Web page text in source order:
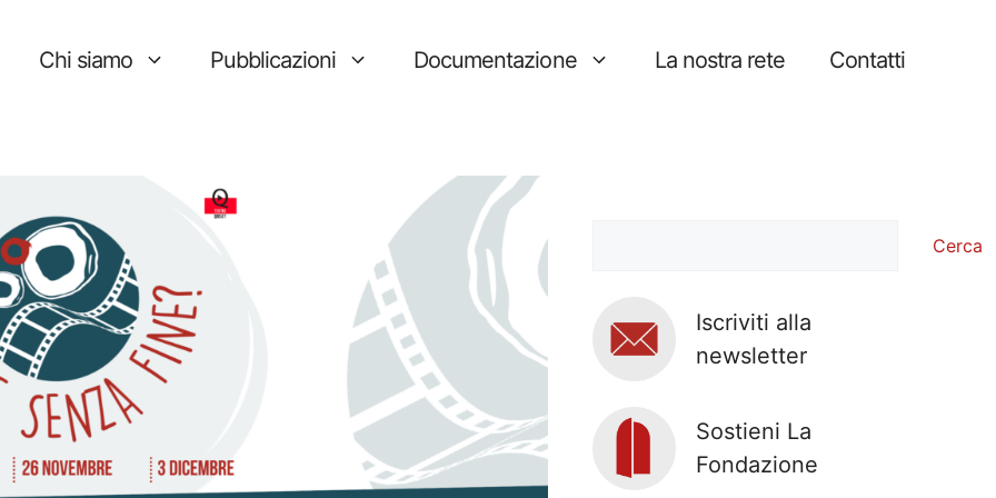
Chi siamo Pubblicazioni Documentazione La nostra rete Contatti
Cerca
Iscriviti alla
newsletter
Sostieni La
Fondazione